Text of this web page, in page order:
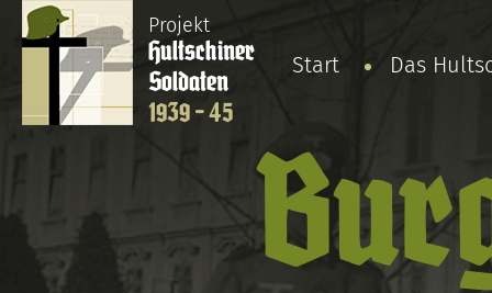
Projekt
Hultschiner
Soldaten
1939 - 45
Start Das